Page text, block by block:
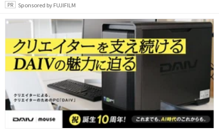
Sponsored by FUJIFILM